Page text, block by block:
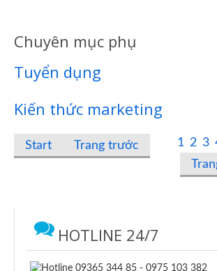
Chuyên mục phụ
Tuyển dụng
Kiến thức marketing
Start Trang trước 1 2 3
HOTLINE 24/7